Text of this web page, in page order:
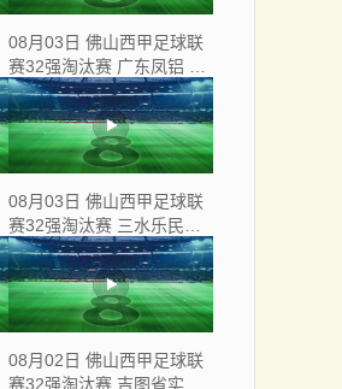
08月03日 佛山西甲足球联
赛32强淘汰赛 广东凤铝 VS
湛江八部科技 全场录像
08月03日 佛山西甲足球联
赛32强淘汰赛 三水乐民兴
健力宝 VS 中国澳门澳科精
英 全场录像
08月02日 佛山西甲足球联
赛32强淘汰赛 吉图省实青